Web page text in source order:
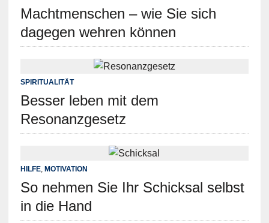
Machtmenschen – wie Sie sich
dagegen wehren können
SPIRITUALITÄT
Besser leben mit dem
Resonanzgesetz
HILFE, MOTIVATION
So nehmen Sie Ihr Schicksal selbst
in die Hand